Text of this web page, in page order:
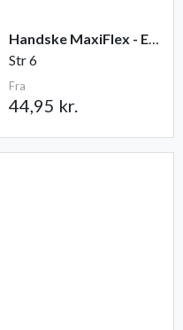
Handske MaxiFlex - Endurance
Str 6
Fra
44,95 kr.